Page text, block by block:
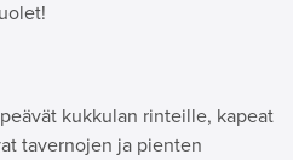
kukkulan rinteille, kapeat
tavernojen ja pienten